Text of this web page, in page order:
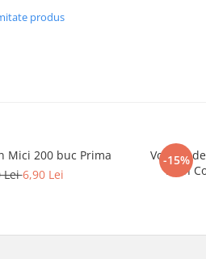
produs
Mici 200 buc Prima
Lei6,90 Lei
-15%
Vopsea
Lash